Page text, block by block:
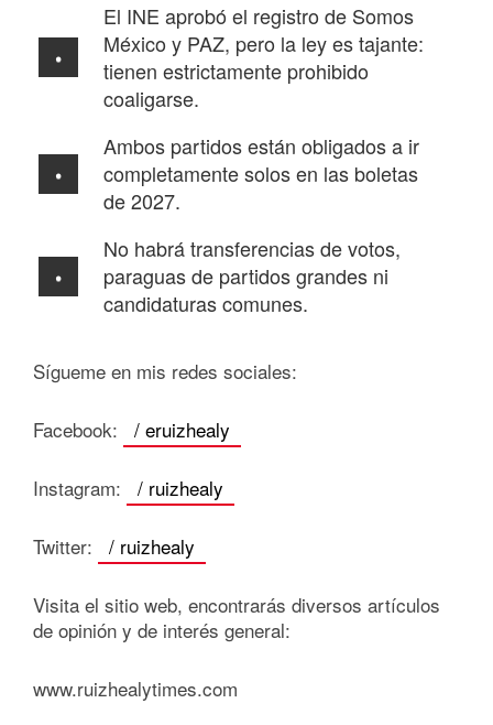
El INE aprobó el registro de Somos
México y PAZ, pero la ley es tajante:
tienen estrictamente prohibido
coaligarse.
Ambos partidos están obligados a ir
completamente solos en las boletas
de 2027.
No habrá transferencias de votos,
paraguas de partidos grandes ni
candidaturas comunes.
Sígueme en mis redes sociales:
Facebook: / eruizhealy
Instagram: / ruizhealy
Twitter: / ruizhealy
Visita el sitio web, encontrarás diversos artículos
de opinión y de interés general:
www.ruizhealytimes.com